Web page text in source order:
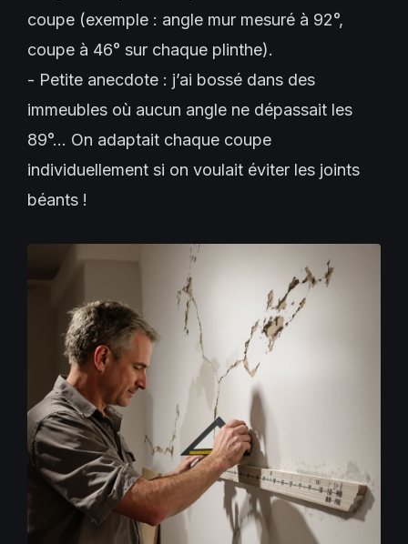
coupe (exemple : angle mur mesuré à 92°,
coupe à 46° sur chaque plinthe).
- Petite anecdote : j’ai bossé dans des
immeubles où aucun angle ne dépassait les
89°… On adaptait chaque coupe
individuellement si on voulait éviter les joints
béants !